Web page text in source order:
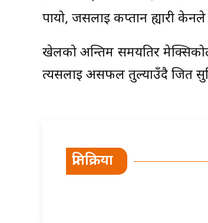
पायो, जसलाई कप्तान ह्यारी
खेलको अन्तिम समयतिर मेक्सिकोले
त्यसलाई असफल तुल्याउँदै जित
प्रतिक्रिया